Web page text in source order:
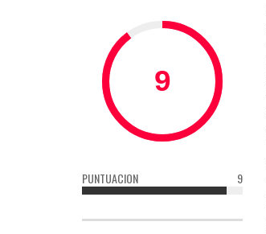
9
PUNTUACION